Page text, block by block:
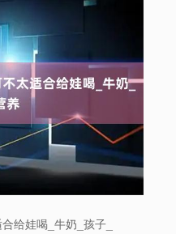
给娃喝_牛奶_孩子_